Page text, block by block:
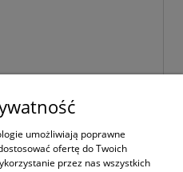
umożliwiają poprawne
ofertę do Twoich
przez nas wszystkich